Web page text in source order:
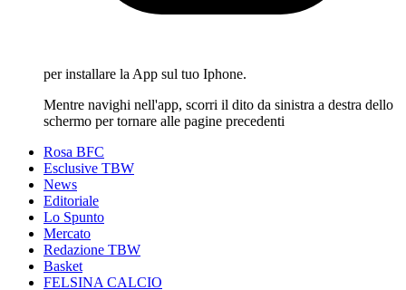
per installare la App sul tuo Iphone.
Mentre navighi nell'app, scorri il dito da sinistra a destra dello
schermo per tornare alle pagine precedenti
Rosa BFC
Esclusive TBW
News
Editoriale
Lo Spunto
Mercato
Redazione TBW
Basket
FELSINA CALCIO